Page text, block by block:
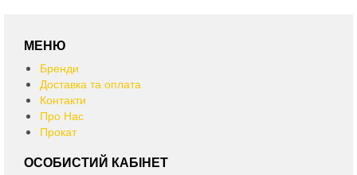
МЕНЮ
Бренди
Доставка та оплата
Контакти
Про Нас
Прокат
ОСОБИСТИЙ КАБІНЕТ